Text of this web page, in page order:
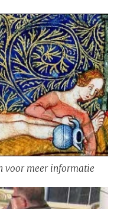
voor meer informatie